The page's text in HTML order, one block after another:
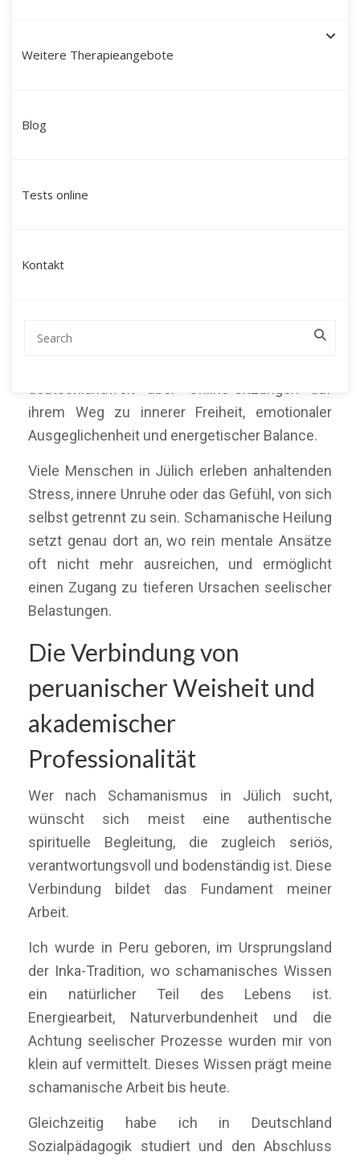
Weitere Therapieangebote
Blog
Tests online
Kontakt
Jülich: Ihr Weg zu innerer
Veränderung, die über klassische
Mein Name ist Martín Polo. Ich begleite
ihrem Weg zu innerer Freiheit, emotionaler
Ausgeglichenheit und energetischer Balance.
Viele Menschen in Jülich erleben anhaltenden
Stress, innere Unruhe oder das Gefühl, von sich
selbst getrennt zu sein. Schamanische Heilung
setzt genau dort an, wo rein mentale Ansätze
oft nicht mehr ausreichen, und ermöglicht
einen Zugang zu tieferen Ursachen seelischer
Belastungen.
Die Verbindung von
peruanischer Weisheit und
akademischer
Professionalität
Wer nach Schamanismus in Jülich sucht,
wünscht sich meist eine authentische
spirituelle Begleitung, die zugleich seriös,
verantwortungsvoll und bodenständig ist. Diese
Verbindung bildet das Fundament meiner
Arbeit.
Ich wurde in Peru geboren, im Ursprungsland
der Inka-Tradition, wo schamanisches Wissen
ein natürlicher Teil des Lebens ist.
Energiearbeit, Naturverbundenheit und die
Achtung seelischer Prozesse wurden mir von
klein auf vermittelt. Dieses Wissen prägt meine
schamanische Arbeit bis heute.
Gleichzeitig habe ich in Deutschland
Sozialpädagogik studiert und den Abschluss